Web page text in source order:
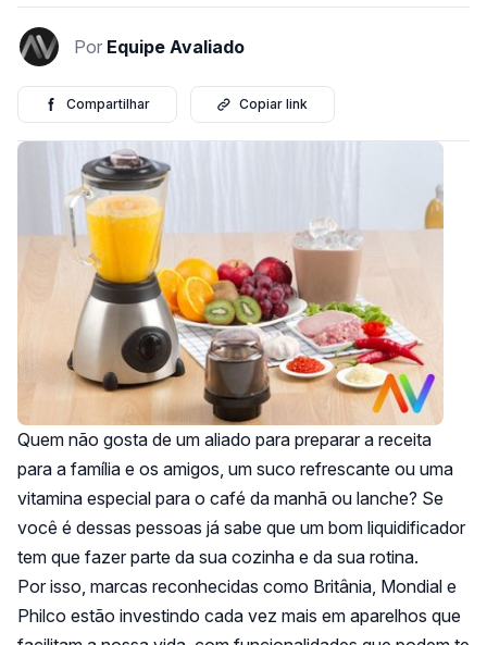
Por Equipe Avaliado
Compartilhar Copiar link
Quem não gosta de um aliado para preparar a receita
para a família e os amigos, um suco refrescante ou uma
vitamina especial para o café da manhã ou lanche? Se
você é dessas pessoas já sabe que um bom liquidificador
tem que fazer parte da sua cozinha e da sua rotina.
Por isso, marcas reconhecidas como Britânia, Mondial e
Philco estão investindo cada vez mais em aparelhos que